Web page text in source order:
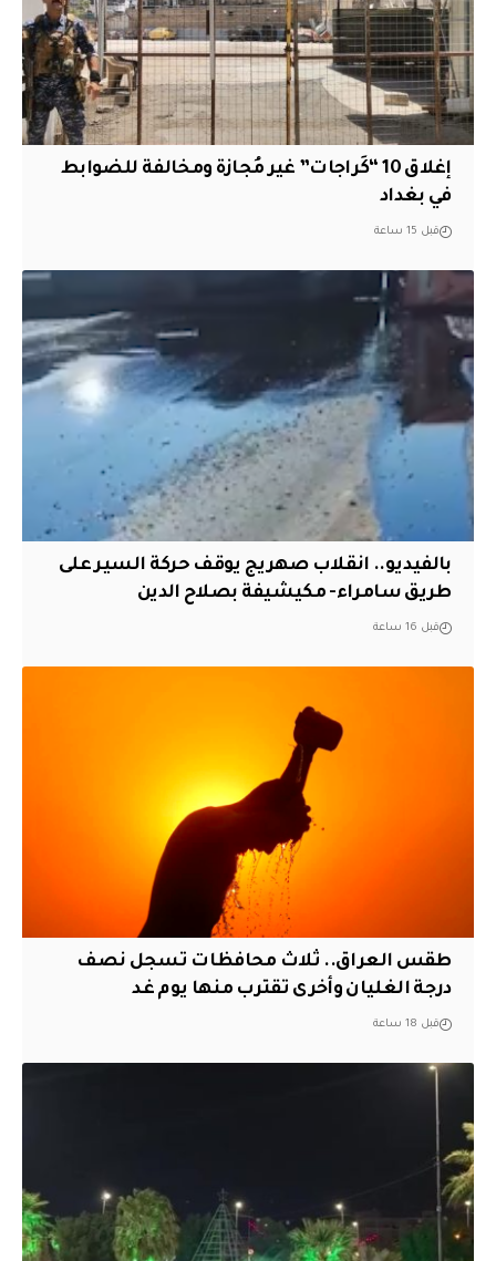
إغلاق 10 “كَراجات” غير مُجازة ومخالفة للضوابط
في بغداد
قبل 15 ساعة
بالفيديو.. انقلاب صهريج يوقف حركة السير على
طريق سامراء- مكيشيفة بصلاح الدين
قبل 16 ساعة
طقس العراق.. ثلاث محافظات تسجل نصف
درجة الغليان وأخرى تقترب منها يوم غد
قبل 18 ساعة